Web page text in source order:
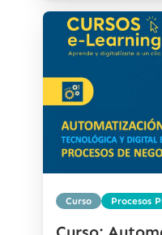
Curso Procesos